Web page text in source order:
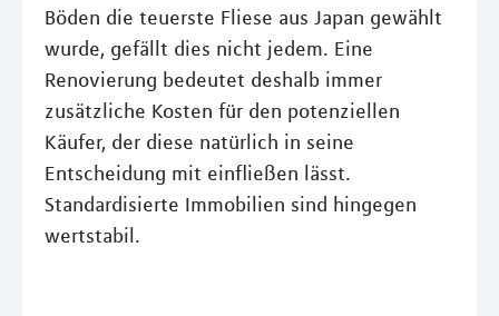
Böden die teuerste Fliese aus Japan gewählt
wurde, gefällt dies nicht jedem. Eine
Renovierung bedeutet deshalb immer
zusätzliche Kosten für den potenziellen
Käufer, der diese natürlich in seine
Entscheidung mit einfließen lässt.
Standardisierte Immobilien sind hingegen
wertstabil.